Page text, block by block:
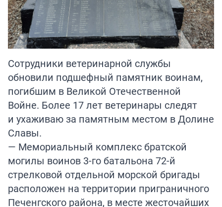
Сотрудники ветеринарной службы
обновили подшефный памятник воинам,
погибшим в Великой Отечественной
Войне. Более 17 лет ветеринары следят
и ухаживаю за памятным местом в Долине
Славы.
— Мемориальный комплекс братской
могилы воинов 3-го батальона 72-й
стрелковой отдельной морской бригады
расположен на территории приграничного
Печенгского района, в месте жесточайших